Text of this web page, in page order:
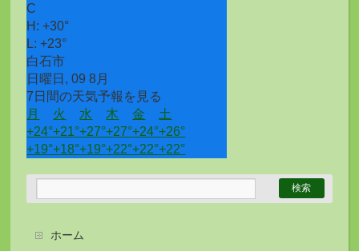
C
H:+30°
L:+23°
白石市
日曜日, 09 8月
7日間の天気予報を見る
月
火 水 木 金
土
+24°+21°+27°+27°+24°+26°
+19°+18°+19°+22°+22°+22°
ホーム